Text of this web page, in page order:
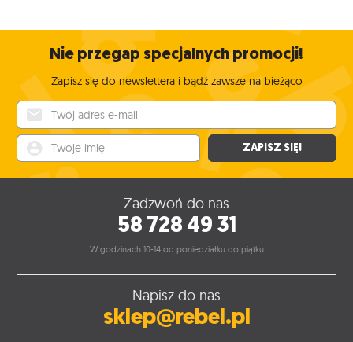
Nie przegap specjalnych promocji!
Zapisz się do newslettera i bądź zawsze na bieżąco
ZAPISZ SIĘ!
Zadzwoń do nas
58 728 49 31
W godzinach 10-14 od poniedziałku do piątku
Napisz do nas
sklep@rebel.pl